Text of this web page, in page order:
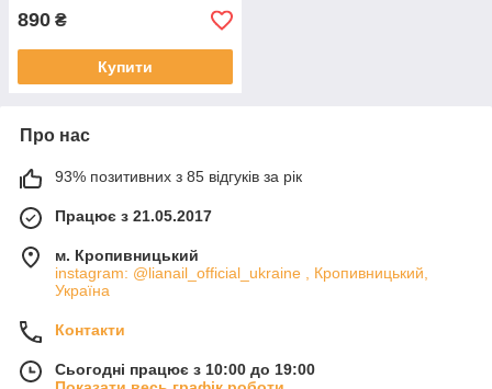
890 ₴
Купити
Про нас
93% позитивних з 85 відгуків за рік
Працює з 21.05.2017
м. Кропивницький
instagram: @lianail_official_ukraine , Кропивницький,
Україна
Контакти
Сьогодні працює з 10:00 до 19:00